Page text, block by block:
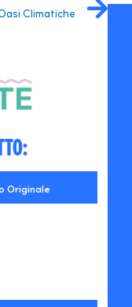
Climatiche
Originale